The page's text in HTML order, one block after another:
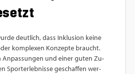
deut­lich, dass In­klu­si­on keine
kom­ple­xen Kon­zep­te braucht.
An­pas­sun­gen und einer guten Zu­
Sport­er­leb­nis­se ge­schaf­fen wer­